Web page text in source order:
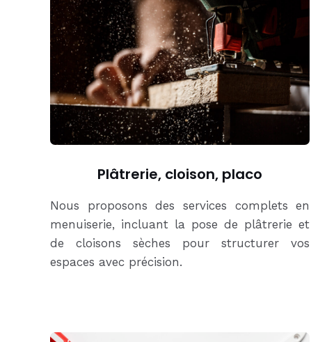
Plâtrerie, cloison, placo
Nous proposons des services complets en
menuiserie, incluant la pose de plâtrerie et
de cloisons sèches pour structurer vos
espaces avec précision.